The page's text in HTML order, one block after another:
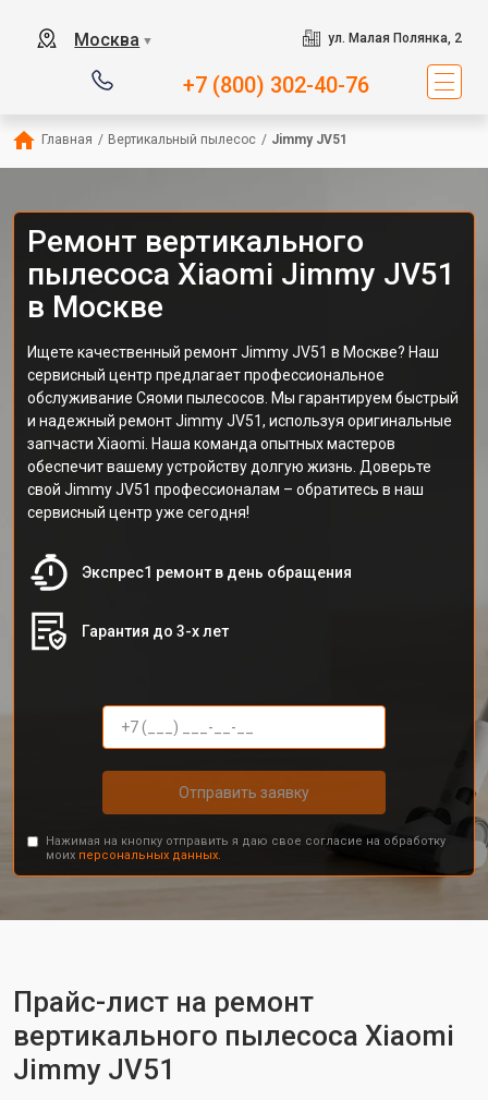
Москва ▼ ул. Малая Полянка, 2
+7 (800) 302-40-76
Главная / Вертикальный пылесос / Jimmy JV51
Ремонт вертикального
пылесоса Xiaomi Jimmy JV51
в Москве
Ищете качественный ремонт Jimmy JV51 в Москве? Наш
сервисный центр предлагает профессиональное
обслуживание Сяоми пылесосов. Мы гарантируем быстрый
и надежный ремонт Jimmy JV51, используя оригинальные
запчасти Xiaomi. Наша команда опытных мастеров
обеспечит вашему устройству долгую жизнь. Доверьте
свой Jimmy JV51 профессионалам – обратитесь в наш
сервисный центр уже сегодня!
Экспрес1 ремонт в день обращения
Гарантия до 3-х лет
Отправить заявку
Нажимая на кнопку отправить я даю свое согласие на обработку
моих персональных данных.
Прайс-лист на ремонт
вертикального пылесоса Xiaomi
Jimmy JV51